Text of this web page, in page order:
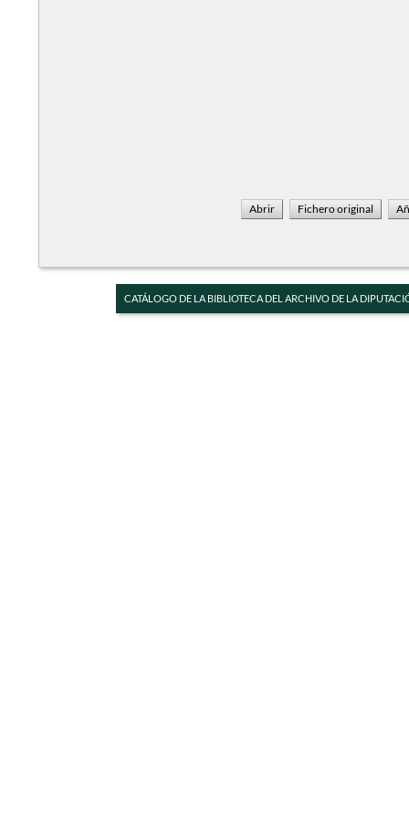
CATÁLOGO DE LA BIBLIOTECA DEL ARCHIVO DE LA